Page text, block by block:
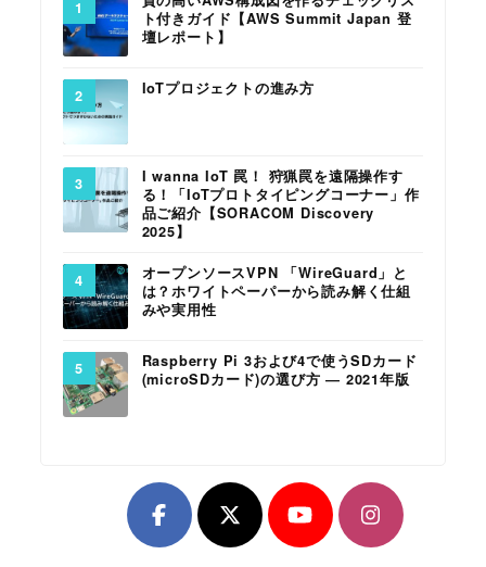
ト付きガイド【AWS Summit Japan 登
壇レポート】
IoTプロジェクトの進み方
I wanna IoT 罠！ 狩猟罠を遠隔操作す
る！「IoTプロトタイピングコーナー」作
品ご紹介【SORACOM Discovery
2025】
オープンソースVPN 「WireGuard」と
は？ホワイトペーパーから読み解く仕組
みや実用性
Raspberry Pi 3および4で使うSDカード
(microSDカード)の選び方 ― 2021年版